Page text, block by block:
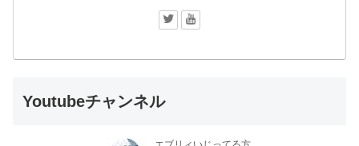
Youtubeチャンネル